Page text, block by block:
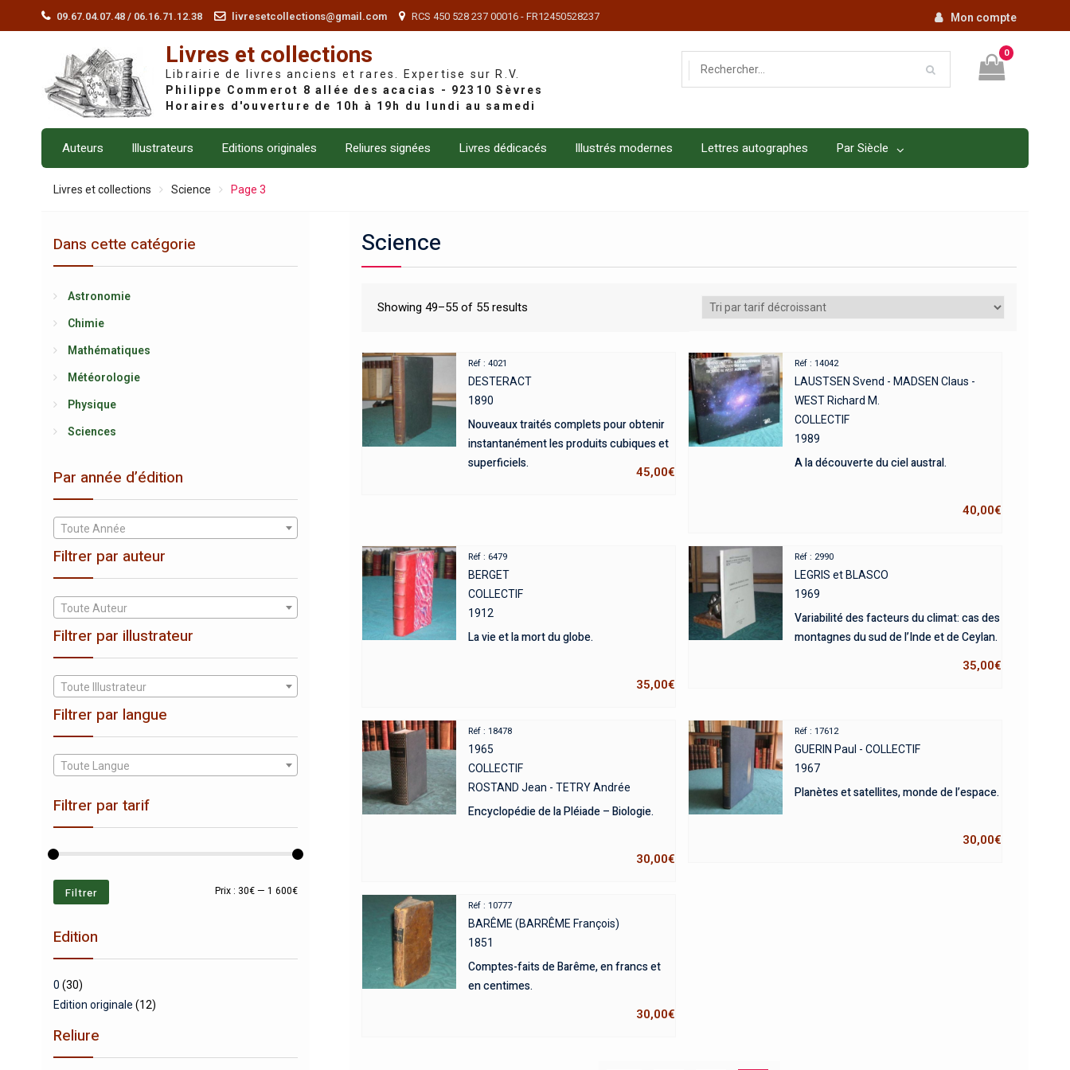
09.67.04.07.48 / 06.16.71.12.38 livresetcollections@gmail.com RCS 450 528 237 00016 - FR12450528237 Mon compte
Livres et collections
Librairie de livres anciens et rares. Expertise sur R.V.
0
Auteurs Illustrateurs Editions originales Reliures signées Livres dédicacés Illustrés modernes Lettres autographes Par Siècle
Livres et collections Science Page 3
Science
Showing 49–55 of 55 results
Réf : 4021
DESTERACT
1890
Nouveaux traités complets pour obtenir
instantanément les produits cubiques et
superficiels.
45,00€
Réf : 14042
LAUSTSEN Svend - MADSEN Claus -
WEST Richard M.
COLLECTIF
1989
A la découverte du ciel austral.
40,00€
Réf : 6479
BERGET
COLLECTIF
1912
La vie et la mort du globe.
35,00€
Réf : 2990
LEGRIS et BLASCO
1969
Variabilité des facteurs du climat: cas des
montagnes du sud de l’Inde et de Ceylan.
35,00€
Réf : 18478
1965
COLLECTIF
ROSTAND Jean - TETRY Andrée
Encyclopédie de la Pléiade – Biologie.
30,00€
Réf : 17612
GUERIN Paul - COLLECTIF
1967
Planètes et satellites, monde de l’espace.
30,00€
Réf : 10777
BARÊME (BARRÊME François)
1851
Comptes-faits de Barême, en francs et
en centimes.
30,00€
Dans cette catégorie
Astronomie
Chimie
Mathématiques
Météorologie
Physique
Sciences
Par année d’édition
Toute Année
Filtrer par auteur
Toute Auteur
Filtrer par illustrateur
Toute Illustrateur
Filtrer par langue
Toute Langue
Filtrer par tarif
Prix
Prix
Filtrer Prix : 30€ — 1 600€
Edition
0 (30)
Edition originale (12)
Reliure